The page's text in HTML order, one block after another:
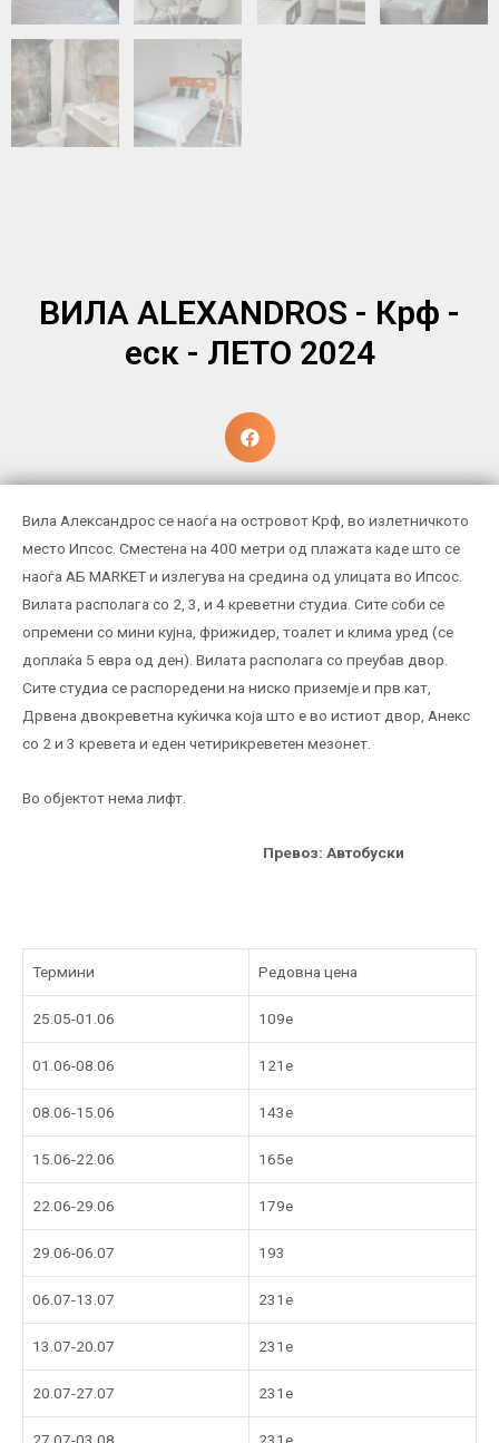
ВИЛА ALEXANDROS - Крф -
еск - ЛЕТО 2024
Вила Александрос се наоѓа на островот Крф, во излетничкото
место Ипсос. Сместена на 400 метри од плажата каде што се
наоѓа AБ МАRKET и излегува на средина од улицата во Ипсос.
Вилата располага со 2, 3, и 4 креветни студиа. Сите соби се
опремени со мини кујна, фрижидер, тоалет и клима уред (се
доплаќа 5 евра од ден). Вилата располага со преубав двор.
Сите студиа се распоредени на ниско приземје и прв кат,
Дрвена двокреветна куќичка која што е во истиот двор, Анекс
со 2 и 3 кревета и еден четирикреветен мезонет.
Во објектот нема лифт.
Превоз: Автобуски
Термини Редовна цена
25.05-01.06 109e
01.06-08.06 121е
08.06-15.06 143е
15.06-22.06 165е
22.06-29.06 179е
29.06-06.07 193
06.07-13.07 231е
13.07-20.07 231е
20.07-27.07 231e
27.07-03.08 231e